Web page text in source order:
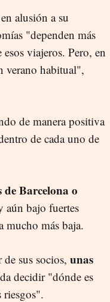
alusión a su
"dependen más
viajeros. Pero, en
verano habitual",
de manera positiva
de cada uno de
de Barcelona o
aún bajo fuertes
mucho más baja.
sus socios, unas
decidir "dónde es
riesgos".